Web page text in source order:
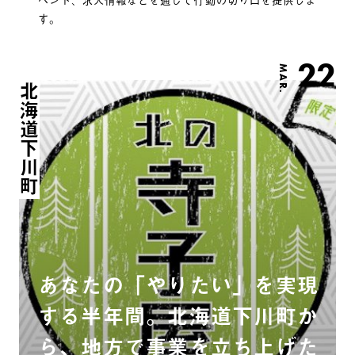
す。
MAR. 22
北海道下川町
あなたの「やりたい」を実現
する半年間。北海道下川町か
ら、地方で事業を立ち上げた